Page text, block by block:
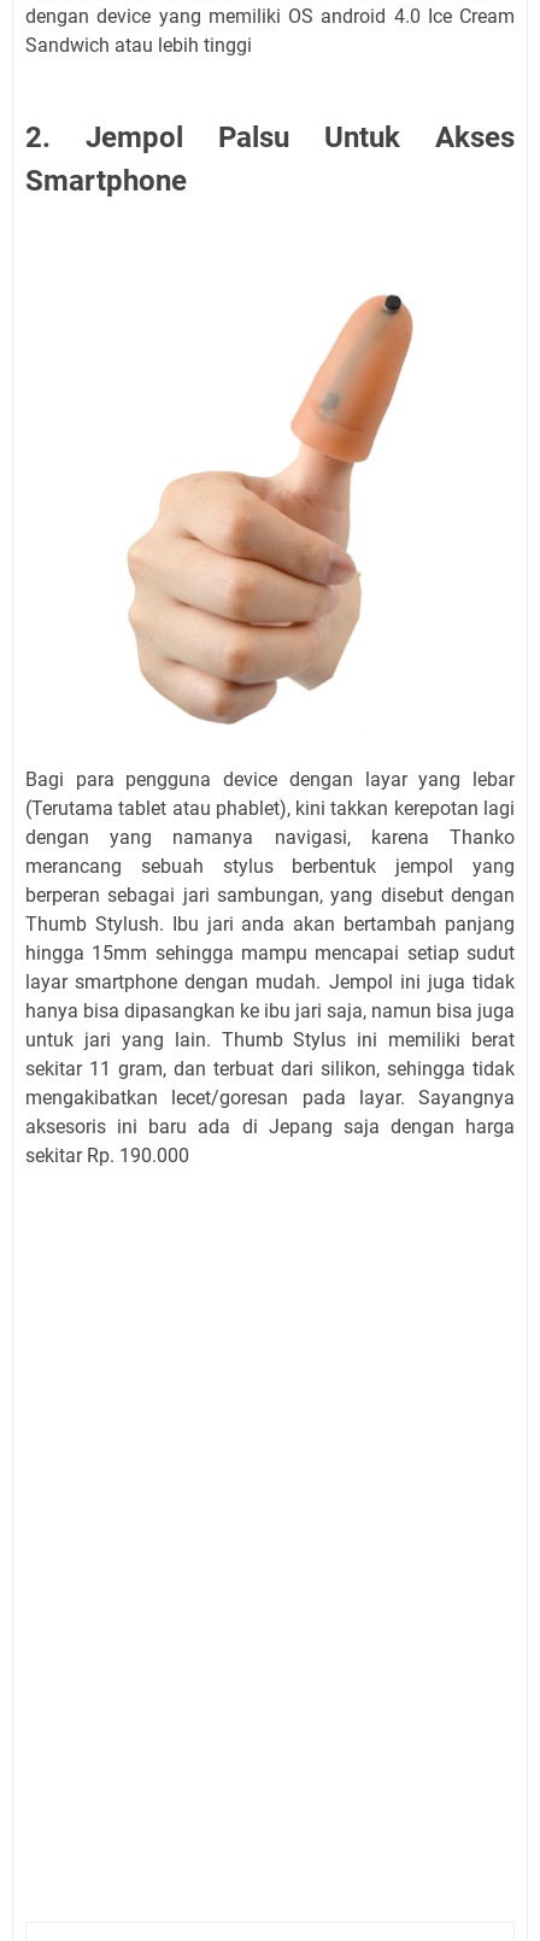
dengan device yang memiliki OS android 4.0 Ice Cream
Sandwich atau lebih tinggi
2. Jempol Palsu Untuk Akses
Smartphone
Bagi para pengguna device dengan layar yang lebar
(Terutama tablet atau phablet), kini takkan kerepotan lagi
dengan yang namanya navigasi, karena Thanko
merancang sebuah stylus berbentuk jempol yang
berperan sebagai jari sambungan, yang disebut dengan
Thumb Stylush. Ibu jari anda akan bertambah panjang
hingga 15mm sehingga mampu mencapai setiap sudut
layar smartphone dengan mudah. Jempol ini juga tidak
hanya bisa dipasangkan ke ibu jari saja, namun bisa juga
untuk jari yang lain. Thumb Stylus ini memiliki berat
sekitar 11 gram, dan terbuat dari silikon, sehingga tidak
mengakibatkan lecet/goresan pada layar. Sayangnya
aksesoris ini baru ada di Jepang saja dengan harga
sekitar Rp. 190.000